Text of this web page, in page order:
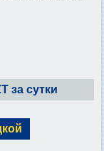
за сутки